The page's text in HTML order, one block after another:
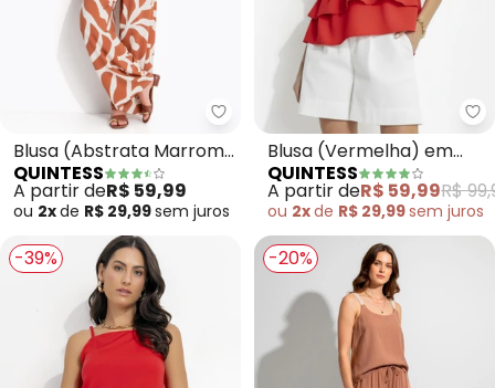
Quintess - Blusa (Abstrata
Blusa (Abstrata Marrom)
em Malha de Viscose
QUINTESS
A partir deR$ 59,99
ou 2xde R$ 29,99sem juros
Blusa (Vermelha) em
Crepe Plano
QUINTESS
A partir deR$ 59,99R$
ou 2xde R$ 29,99sem juros
-39% -20%